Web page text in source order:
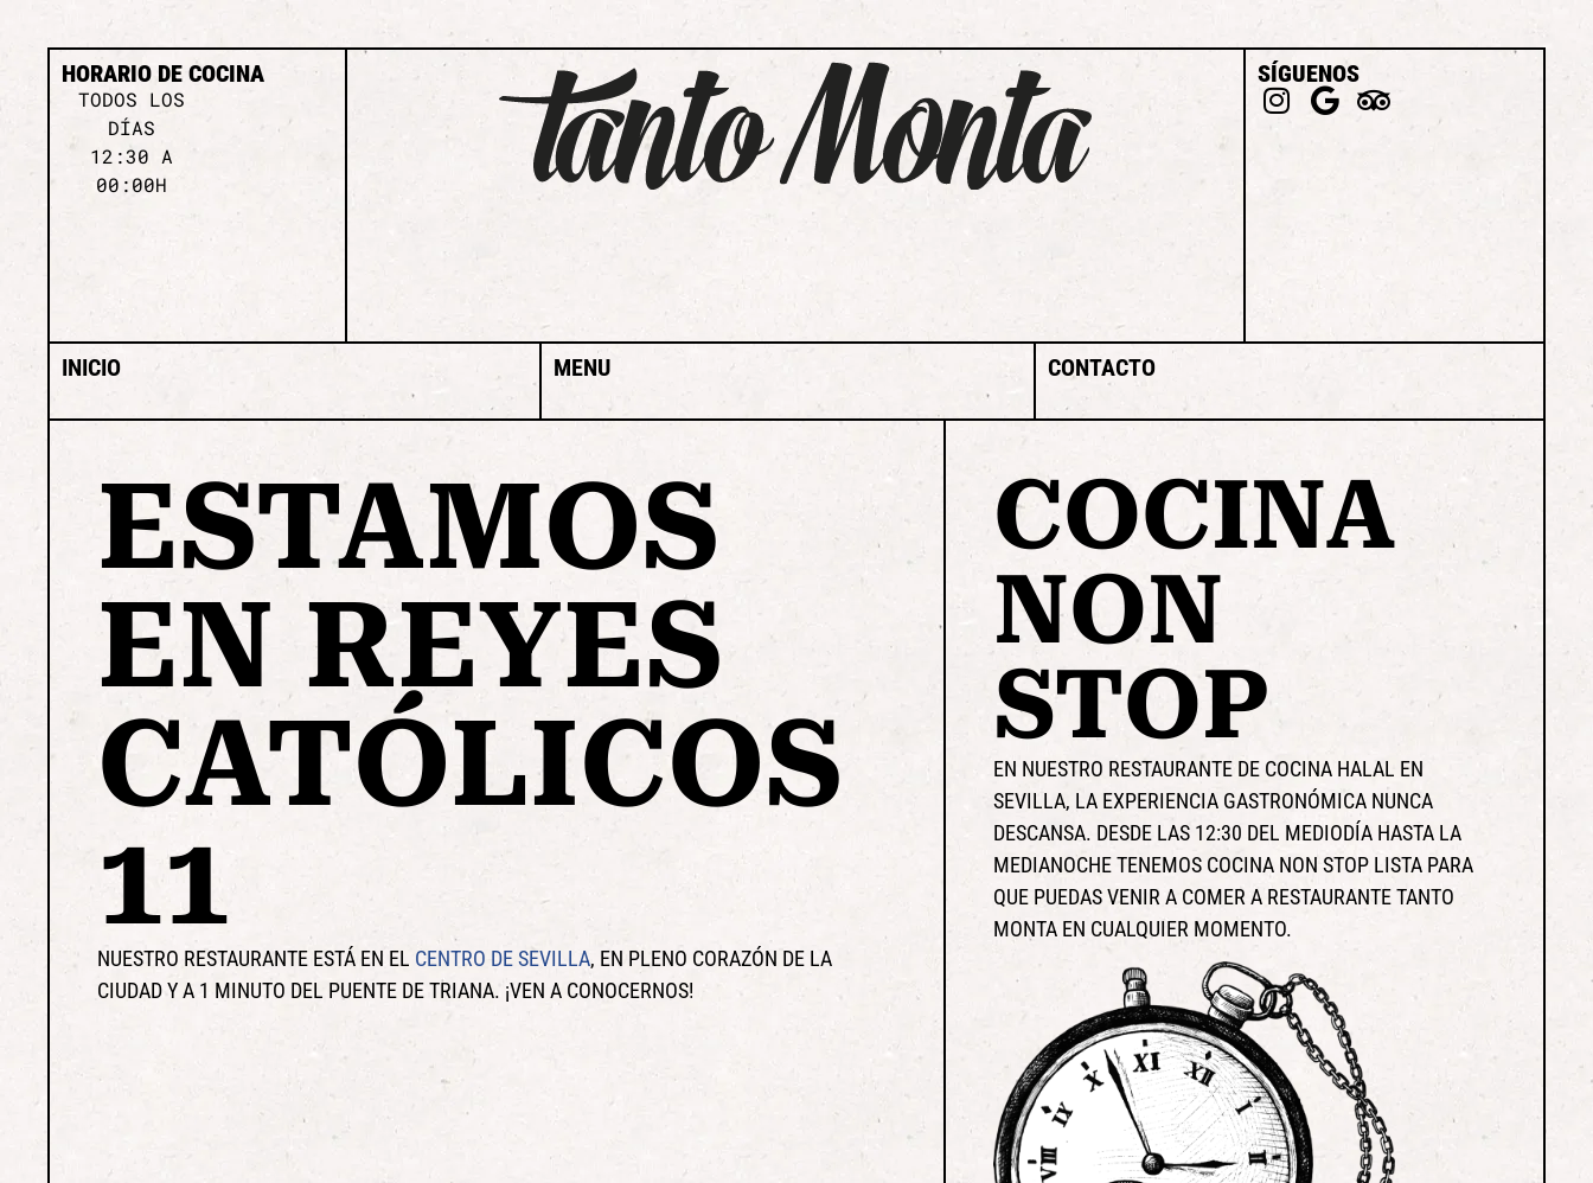
HORARIO DE COCINA
TODOS LOS
DÍAS
12:30 A
00:00H
SÍGUENOS
INICIO MENU CONTACTO
ESTAMOS
EN REYES
CATÓLICOS
11
NUESTRO RESTAURANTE ESTÁ EN EL CENTRO DE SEVILLA, EN PLENO CORAZÓN DE LA
CIUDAD Y A 1 MINUTO DEL PUENTE DE TRIANA. ¡VEN A CONOCERNOS!
COCINA
NON
STOP
EN NUESTRO RESTAURANTE DE COCINA HALAL EN
SEVILLA, LA EXPERIENCIA GASTRONÓMICA NUNCA
DESCANSA. DESDE LAS 12:30 DEL MEDIODÍA HASTA LA
MEDIANOCHE TENEMOS COCINA NON STOP LISTA PARA
QUE PUEDAS VENIR A COMER A RESTAURANTE TANTO
MONTA EN CUALQUIER MOMENTO.